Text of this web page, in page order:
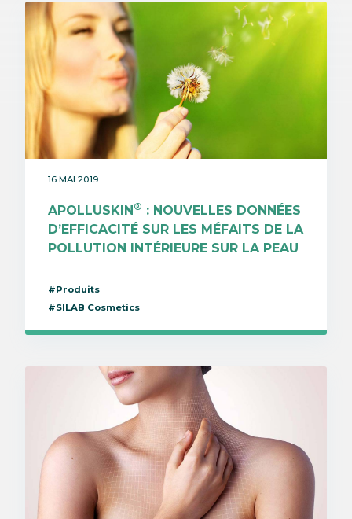
16 MAI 2019
APOLLUSKIN ® : NOUVELLES DONNÉES
D’EFFICACITÉ SUR LES MÉFAITS DE LA
POLLUTION INTÉRIEURE SUR LA PEAU
#Produits
#SILAB Cosmetics